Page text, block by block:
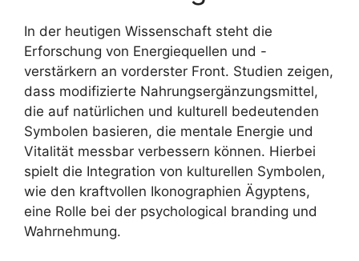
In der heutigen Wissenschaft steht die
Erforschung von Energiequellen und -
verstärkern an vorderster Front. Studien zeigen,
dass modifizierte Nahrungsergänzungsmittel,
die auf natürlichen und kulturell bedeutenden
Symbolen basieren, die mentale Energie und
Vitalität messbar verbessern können. Hierbei
spielt die Integration von kulturellen Symbolen,
wie den kraftvollen Ikonographien Ägyptens,
eine Rolle bei der psychological branding und
Wahrnehmung.